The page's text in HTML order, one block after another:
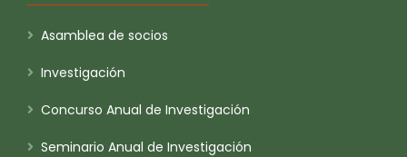
Asamblea de socios
Investigación
Concurso Anual de Investigación
Seminario Anual de Investigación